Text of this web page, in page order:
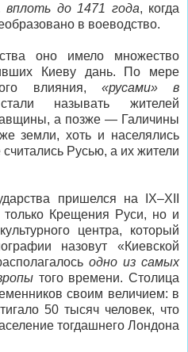
до 1471 года, когда
в воеводство.
оно имело множество
Киеву дань. По мере
влияния, «русами» в
называть жителей
а позже — Галичины
земли, хоть и населялись
Русью, а их жители
пришелся на IX–XII
Крещения Руси, но и
центра, который
назовут «Киевской
одно из самых
того времени. Столица
своим величием: в
50 тысяч человек, что
тогдашнего Лондона